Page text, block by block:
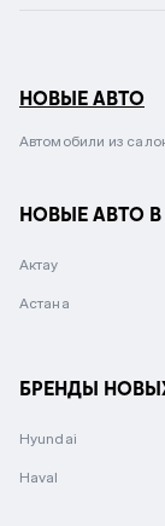
НОВЫЕ АВТО
Автомобили из
НОВЫЕ АВТО
Актау
Астана
БРЕНДЫ
Hyundai
Haval